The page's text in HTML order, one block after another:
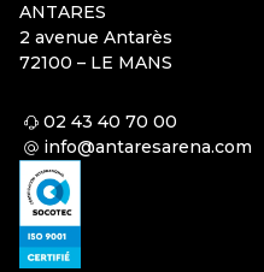
ANTARES
2 avenue Antarès
72100 – LE MANS
02 43 40 70 00
info@antaresarena.com